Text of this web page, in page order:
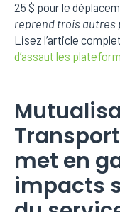
25 $ pour le
reprend trois autres
Lisez l’article
d’assaut les
met en
impacts